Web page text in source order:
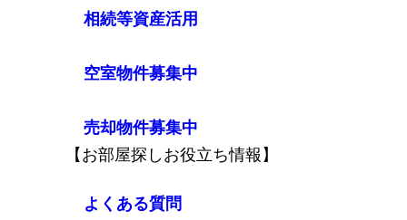
相続等資産活用
空室物件募集中
売却物件募集中
【お部屋探しお役立ち情報】
よくある質問